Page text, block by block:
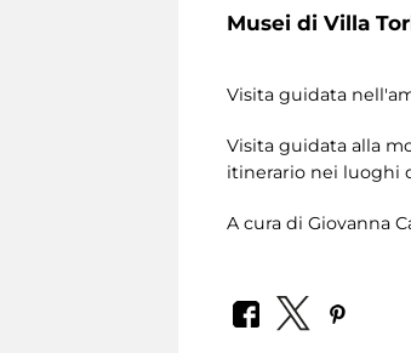
Musei di Villa
Visita guidata
Visita guidata alla
itinerario nei luoghi
A cura di Giovanna